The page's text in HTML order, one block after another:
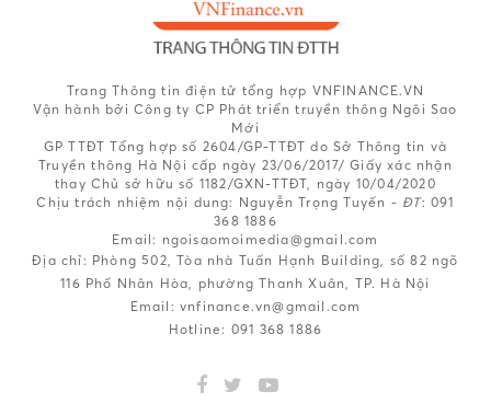
Trang Thông tin điện tử tổng hợp VNFINANCE.VN
Vận hành bởi Công ty CP Phát triển truyền thông Ngôi Sao
Mới
GP TTĐT Tổng hợp số 2604/GP-TTĐT do Sở Thông tin và
Truyền thông Hà Nội cấp ngày 23/06/2017/ Giấy xác nhận
thay Chủ sở hữu số 1182/GXN-TTĐT, ngày 10/04/2020
Chịu trách nhiệm nội dung: Nguyễn Trọng Tuyến - ĐT: 091
368 1886
Email: ngoisaomoimedia@gmail.com
Địa chỉ: Phòng 502, Tòa nhà Tuấn Hạnh Building, số 82 ngõ
116 Phố Nhân Hòa, phường Thanh Xuân, TP. Hà Nội
Email: vnfinance.vn@gmail.com
Hotline: 091 368 1886